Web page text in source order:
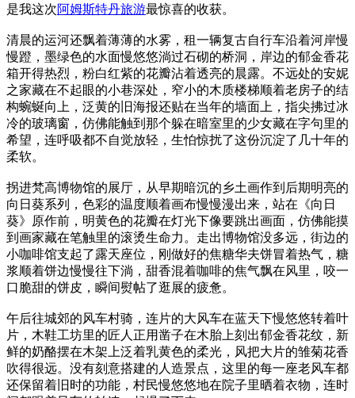
是我这次阿姆斯特丹旅游最惊喜的收获。
清晨的运河还飘着薄薄的水雾，租一辆复古自行车沿着河岸慢
慢蹬，墨绿色的水面慢悠悠淌过石砌的桥洞，岸边的郁金香花
箱开得热烈，粉白红紫的花瓣沾着透亮的晨露。不远处的安妮
之家藏在不起眼的小巷深处，窄小的木质楼梯顺着老房子的结
构蜿蜒向上，泛黄的旧海报还贴在当年的墙面上，指尖拂过冰
冷的玻璃窗，仿佛能触到那个躲在暗室里的少女藏在字句里的
希望，连呼吸都不自觉放轻，生怕惊扰了这份沉淀了几十年的
柔软。
拐进梵高博物馆的展厅，从早期暗沉的乡土画作到后期明亮的
向日葵系列，色彩的温度顺着画布慢慢漫出来，站在《向日
葵》原作前，明黄色的花瓣在灯光下像要跳出画面，仿佛能摸
到画家藏在笔触里的滚烫生命力。走出博物馆没多远，街边的
小咖啡馆支起了露天座位，刚做好的焦糖华夫饼冒着热气，糖
浆顺着饼边慢慢往下淌，甜香混着咖啡的焦气飘在风里，咬一
口脆甜的饼皮，瞬间熨帖了逛展的疲惫。
午后往城郊的风车村骑，连片的大风车在蓝天下慢悠悠转着叶
片，木鞋工坊里的匠人正用凿子在木胎上刻出郁金香花纹，新
鲜的奶酪摆在木架上泛着乳黄色的柔光，风把大片的雏菊花香
吹得很远。没有刻意搭建的人造景点，这里的每一座老风车都
还保留着旧时的功能，村民慢悠悠地在院子里晒着衣物，连时